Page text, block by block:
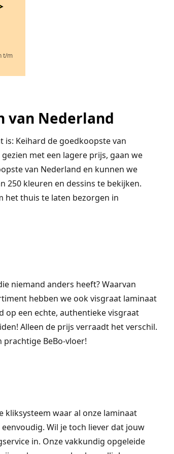
t/m
van Nederland
is: Keihard de goedkoopste van
met een lagere prijs, gaan we
van Nederland en kunnen we
250 kleuren en dessins te bekijken.
het thuis te laten bezorgen in
niemand anders heeft? Waarvan
hebben we ook visgraat laminaat
op een echte, authentieke visgraat
Alleen de prijs verraadt het verschil.
prachtige BeBo-vloer!
kliksysteem waar al onze laminaat
Wil je toch liever dat jouw
in. Onze vakkundig opgeleide